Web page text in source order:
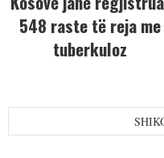
548 raste të reja me
tuberkuloz